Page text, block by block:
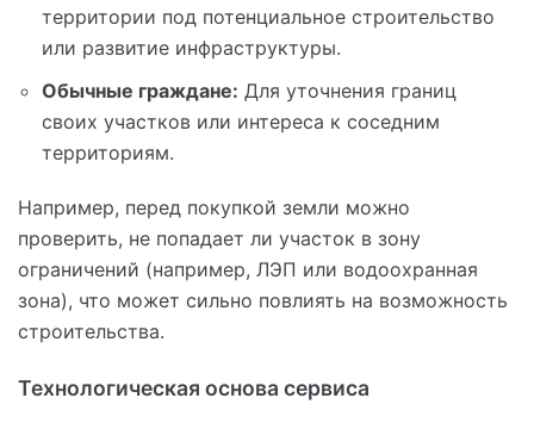
территории под потенциальное строительство
или развитие инфраструктуры.
Обычные граждане: Для уточнения границ
своих участков или интереса к соседним
территориям.
Например, перед покупкой земли можно
проверить, не попадает ли участок в зону
ограничений (например, ЛЭП или водоохранная
зона), что может сильно повлиять на возможность
строительства.
Технологическая основа сервиса